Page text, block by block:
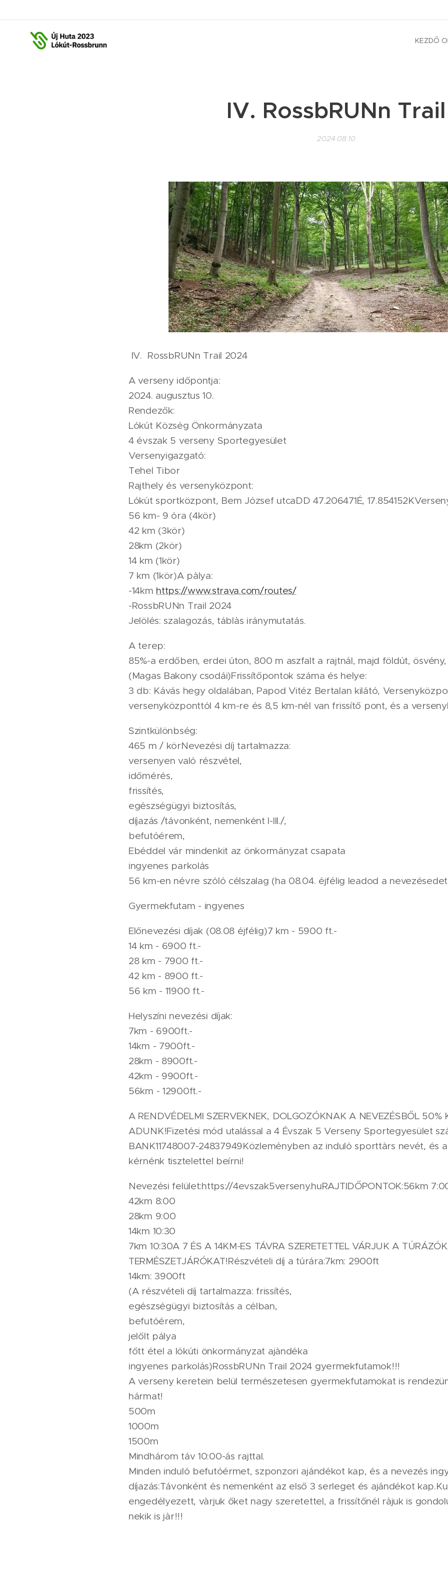
KEZDŐ
IV. RossbRUNn Trail
2024.08.10
IV. RossbRUNn Trail 2024
A verseny időpontja:
2024. augusztus 10.
Rendezők:
Lókút Község Önkormányzata
4 évszak 5 verseny Sportegyesület
Versenyigazgató:
Tehel Tibor
Rajthely és versenyközpont:
Lókút sportközpont, Bem József utcaDD 47.206471É,
56 km- 9 óra (4kör)
42 km (3kör)
28km (2kör)
14 km (1kör)
7 km (1kör)A pàlya:
-14km https://www.strava.com/routes/
-RossbRUNn Trail 2024
Jelölés: szalagozás, táblàs iránymutatás.
A terep:
85%-a erdőben, erdei úton, 800 m aszfalt a rajtnál, majd földút, ösvény,
(Magas Bakony csodái)Frissítőpontok száma és helye:
3 db: Kávás hegy oldalában, Papod Vitéz Bertalan kilátó,
versenyközponttól 4 km-re és 8,5 km-nél van frissítő pont, és a
Szintkülönbség:
465 m / körNevezési díj tartalmazza:
versenyen való részvétel,
időmérés,
frissítés,
egészségügyi biztosítás,
díjazás /távonként, nemenként I-III./,
befutóérem,
Ebéddel vár mindenkit az önkormányzat csapata
ingyenes parkolás
56 km-en névre szóló célszalag (ha 08.04. éjfélig leadod a
Gyermekfutam - ingyenes
Előnevezési díjak (08.08 éjfélig)7 km - 5900 ft.-
14 km - 6900 ft.-
28 km - 7900 ft.-
42 km - 8900 ft.-
56 km - 11900 ft.-
Helyszíni nevezési díjak:
7km - 6900ft.-
14km - 7900ft.-
28km - 8900ft.-
42km - 9900ft.-
56km - 12900ft.-
A RENDVÉDELMI SZERVEKNEK, DOLGOZÓKNAK A NEVEZÉSBŐL 50%
ADUNK!Fizetési mód utalással a 4 Évszak 5 Verseny Sportegyesület
BANK11748007-24837949Közleményben az induló sporttàrs nevét, és
kérnénk tisztelettel beírni!
Nevezési felület:https://4evszak5verseny.huRAJTIDŐPONTOK:56km
42km 8:00
28km 9:00
14km 10:30
7km 10:30A 7 ÉS A 14KM-ES TÁVRA SZERETETTEL VÁRJUK A
TERMÉSZETJÁRÓKAT!Részvételi díj a túrára:7km: 2900ft
14km: 3900ft
(A részvételi díj tartalmazza: frissítés,
egészségügyi biztosítás a célban,
befutóérem,
jelőlt pálya
főtt étel a lókúti önkormányzat ajàndéka
ingyenes parkolás)RossbRUNn Trail 2024 gyermekfutamok!!!
A verseny keretein belül természetesen gyermekfutamokat is
hármat!
500m
1000m
1500m
Mindhárom táv 10:00-ás rajttal.
Minden induló befutóérmet, szponzori ajándékot kap, és a nevezés
díjazás:Távonként és nemenként az első 3 serleget és ajándékot
engedélyezett, vàrjuk őket nagy szeretettel, a frissítőnél ràjuk is
nekik is jàr!!!